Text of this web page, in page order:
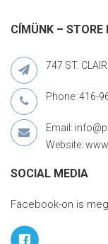
CÍMÜNK – STORE
747 ST.
Phone: 416-
Email:
Website:
SOCIAL MEDIA
Facebook-on is